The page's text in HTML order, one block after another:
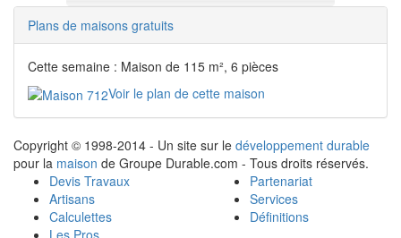
Plans de maisons gratuits
Cette semaine : Maison de 115 m², 6 pièces
Voir le plan de cette maison
Copyright © 1998-2014 - Un site sur le développement durable
pour la maison de Groupe Durable.com - Tous droits réservés.
Devis Travaux
Artisans
Calculettes
Partenariat
Services
Définitions